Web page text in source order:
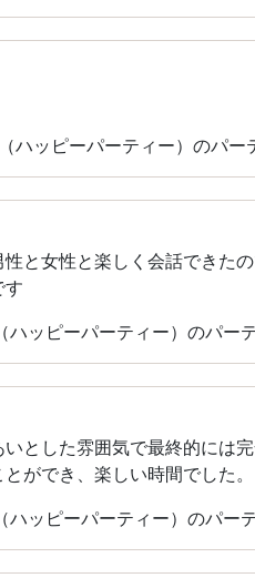
ッピーパーティー）のパー
と女性と楽しく会話できた
す
ッピーパーティー）のパー
とした雰囲気で最終的には
ができ、楽しい時間でした。
ッピーパーティー）のパー